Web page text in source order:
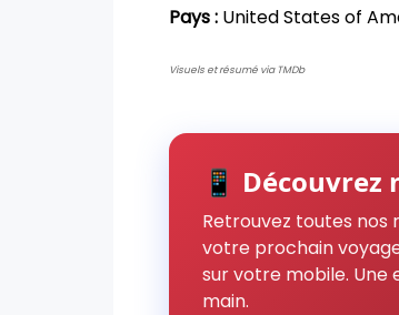
Pays : United States of
Visuels et résumé via TMDb
📱
Retrouvez toutes
votre prochain
sur votre mobile.
main.